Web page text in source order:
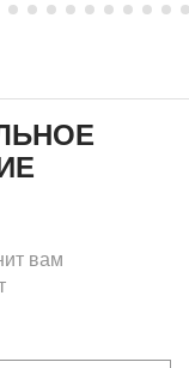
вам